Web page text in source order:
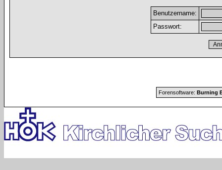
Benutzername:
Passwort:
Forensoftware: Burning